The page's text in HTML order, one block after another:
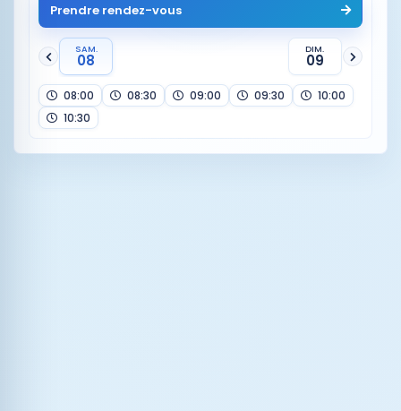
Prendre rendez-vous
SAM.
08
DIM.
09
08:00 08:30 09:00 09:30
10:00
10:30